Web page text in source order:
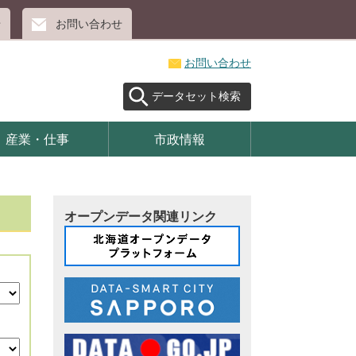
お問い合わせ
お問い合わせ
データセット検索
産業・仕事 市政情報
オープンデータ関連リンク